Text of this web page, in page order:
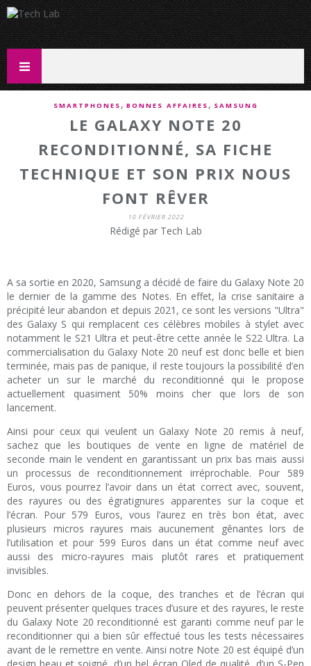
SMARTPHONES , BONNES AFFAIRES , SAMSUNG
LE GALAXY NOTE 20
RECONDITIONNÉ, SA FICHE
TECHNIQUE ET SON PRIX NOUS
FONT RÊVER
10 FÉVRIER 2022
Rédigé par Tech Lab
A sa sortie en 2020, Samsung a décidé de faire du Galaxy Note 20
le dernier de la gamme des Notes. En effet, la crise sanitaire a
précipité leur abandon et depuis 2021, ce sont les versions "Ultra"
des Galaxy S qui remplacent ces célèbres mobiles à stylet avec
notamment le S21 Ultra et peut-être cette année le S22 Ultra. La
commercialisation du Galaxy Note 20 neuf est donc belle et bien
terminée, mais pas de panique, il reste toujours la possibilité d’en
acheter un sur le marché du reconditionné qui le propose
actuellement quasiment 50% moins cher que lors de son
lancement.
Ainsi pour ceux qui veulent un Galaxy Note 20 remis à neuf,
sachez que les boutiques de vente en ligne de matériel de
seconde main le vendent en garantissant un prix bas mais aussi
un processus de reconditionnement irréprochable. Pour 589
Euros, vous pourrez l’avoir dans un état correct avec, souvent,
des rayures ou des égratignures apparentes sur la coque et
l’écran. Pour 579 Euros, vous l’aurez en très bon état, avec
plusieurs micros rayures mais aucunement gênantes lors de
l’utilisation et pour 599 Euros dans un état comme neuf avec
aussi des micro-rayures mais plutôt rares et pratiquement
invisibles.
Donc en dehors de la coque, des tranches et de l’écran qui
peuvent présenter quelques traces d’usure et des rayures, le reste
du Galaxy Note 20 reconditionné est garanti comme neuf par le
reconditionner qui a bien sûr effectué tous les tests nécessaires
avant de le remettre en vente. Ainsi notre Note 20 est équipé d’un